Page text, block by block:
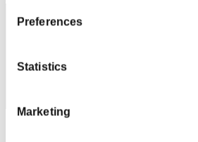
Preferences
Statistics
Marketing